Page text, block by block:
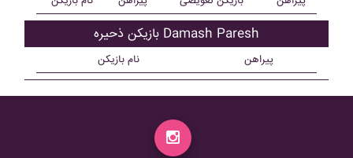
بازیکن ذحیره Damash Paresh
نام بازیکن پیراهن